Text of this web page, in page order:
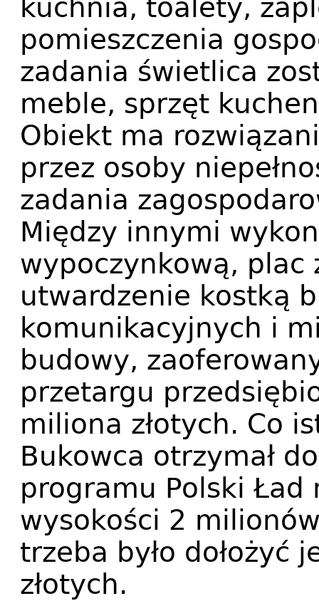
kuchnia, toalety,
pomieszczenia
zadania świetlica
meble, sprzęt
Obiekt ma
przez osoby
zadania
Między innymi
wypoczynkową, plac
utwardzenie kostką
komunikacyjnych i
budowy,
przetargu
miliona złotych. Co
Bukowca otrzymał
programu Polski
wysokości 2
trzeba było dołożyć
złotych.